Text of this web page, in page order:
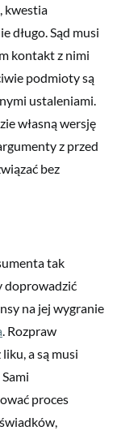
kwestia
długo. Sąd musi
kontakt z nimi
podmioty są
ustaleniami.
własną wersję
z przed
bez
tak
doprowadzić
na jej wygranie
. Rozpraw
a są musi
proces